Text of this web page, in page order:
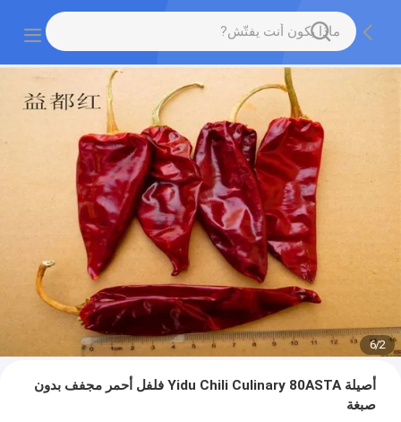
2
/
6
أصيلة Yidu Chili Culinary 80ASTA فلفل أحمر مجفف بدون
صبغة